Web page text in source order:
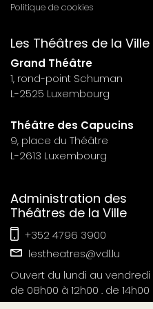
n°7
Politique de cookies
Les Théâtres de la
Grand Théâtre
1, rond-point Schuman
L-2525 Luxembourg
Théâtre des Capucins
9, place du Théâtre
L-2613 Luxembourg
Administration des
Théâtres de la Ville
+352 4796 3900
lestheatres@vdl.lu
Ouvert du lundi au vendredi
de 08h00 à 12h00 . de 14h00